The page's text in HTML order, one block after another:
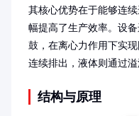
其核心优势在于能够连
幅提高了生产效率。设
鼓，在离心力作用下实
连续排出，液体则通过溢
结构与原理